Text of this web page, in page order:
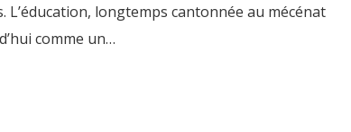
L’éducation, longtemps cantonnée au mécénat
comme un…